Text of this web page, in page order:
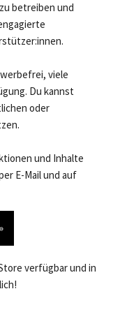
betreiben und
viele
Du kannst
oder
und Inhalte
E-Mail und auf
verfügbar und in